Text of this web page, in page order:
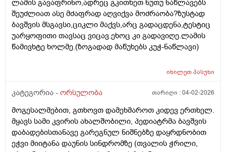
ლამის გავაფრინო,ადრეც გკითხეთ ნუთუ ნაწლავებს
შეუძლიათ ასე მძაფრად აღვიქვა მოძრაობა?ზუსტად
ბავშვის მსგავსი,ციკლი მაქვს,არც გადაცდენა,ტესტიც
უარყოფითი თავსაც ვიცავ.ეხოც კი გადავიღე.ლამის
წამივხტე ხოლმე.(ზოგადად მაწუხებს კუჭ-ნაწლავი)
იხილეთპასუხი
კატეგორია - ორსულობა თარიღი :04-02-2026
მოგესალმებით, გთხოვთ დამეხმაროთ კიდევ ერთხელ.
მყავს სამი კვირის ახალშობილი, პედიატრმა ბავშვის
დაბადებისთანავე გარეგნულ ნიშნებზე დაყრდნობით
ეჭვი მიიტანა დაუნის სინდრომზე (თვალის ჭრილი,